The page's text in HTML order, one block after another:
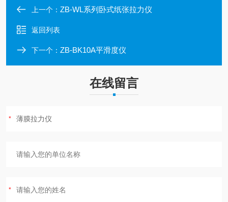
上一个： ZB-WL系列卧式纸张拉力仪
返回列表
下一个： ZB-BK10A平滑度仪
在线留言